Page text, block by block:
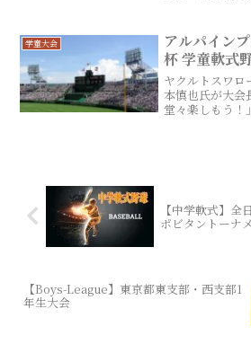
学童大会
アルパイン
杯 学童軟式
ヤクルトスワロ
本慎也氏が大会
堂々楽しもう！
【中学軟式】全
ポビタントーナ
【Boys-League】東京都東支部・西支部1
年生大会